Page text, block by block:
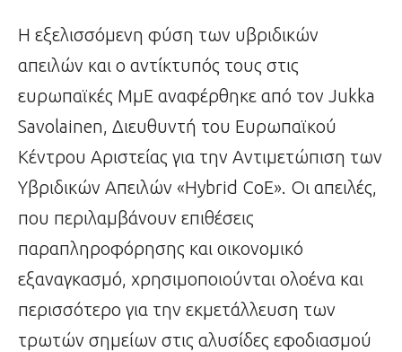
Η εξελισσόμενη φύση των υβριδικών
απειλών και ο αντίκτυπός τους στις
ευρωπαϊκές ΜμΕ αναφέρθηκε από τον Jukka
Savolainen, Διευθυντή του Ευρωπαϊκού
Κέντρου Αριστείας για την Αντιμετώπιση των
Υβριδικών Απειλών «Hybrid CoE». Οι απειλές,
που περιλαμβάνουν επιθέσεις
παραπληροφόρησης και οικονομικό
εξαναγκασμό, χρησιμοποιούνται ολοένα και
περισσότερο για την εκμετάλλευση των
τρωτών σημείων στις αλυσίδες εφοδιασμού